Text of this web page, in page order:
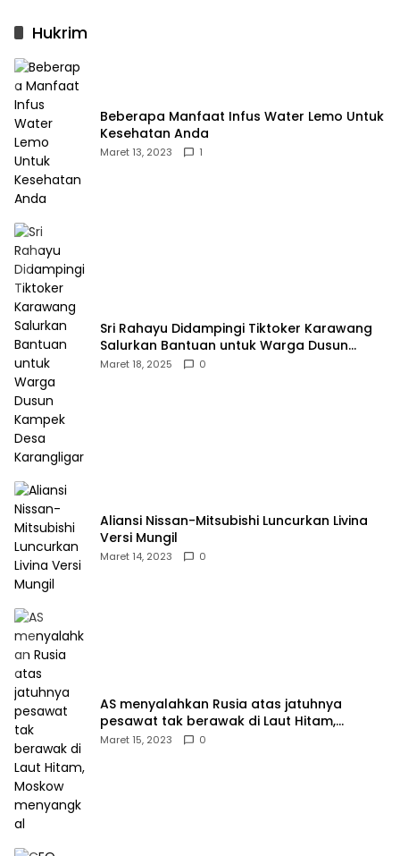
Hukrim
Beberapa Manfaat Infus Water Lemo Untuk
Kesehatan Anda
Maret 13, 2023 1
Sri Rahayu Didampingi Tiktoker Karawang
Salurkan Bantuan untuk Warga Dusun
Kampek Desa Karangligar
Maret 18, 2025 0
Aliansi Nissan-Mitsubishi Luncurkan Livina
Versi Mungil
Maret 14, 2023 0
AS menyalahkan Rusia atas jatuhnya
pesawat tak berawak di Laut Hitam,
Moskow menyangkal
Maret 15, 2023 0